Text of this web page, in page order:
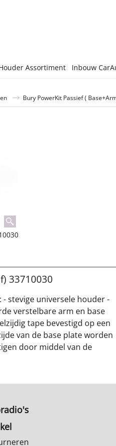
Assortiment Inbouw
Bury PowerKit Passief (
33710030
stevige universele houder -
verstelbare arm en base
tape bevestigd op een
van de base plate worden
door middel van de